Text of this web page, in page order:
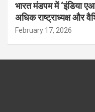
भारत मंडपम में ‘इंडिया
अधिक राष्ट्राध्यक्ष और
February 17, 2026